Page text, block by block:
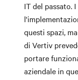
IT del passato.
questi spazi,
di Vertiv
portare
aziendale in